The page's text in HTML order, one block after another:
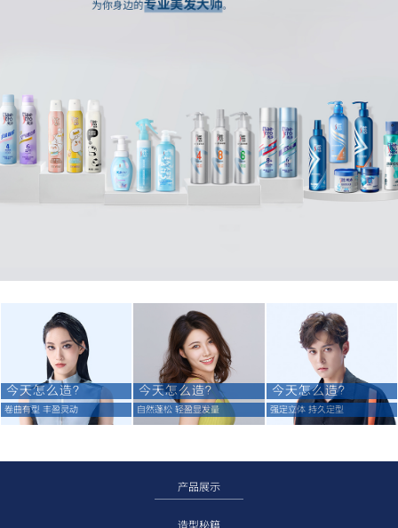
今天怎么造？
卷曲有型 丰盈灵动
今天怎么造？
自然蓬松 轻盈显发量
今天怎么造？
强定立体 持久定型
产品展示